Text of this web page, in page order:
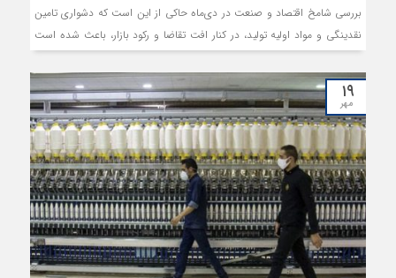
بررسی شامخ اقتصاد و صنعت در دی‌ماه حاکی از این است که دشواری تامین
نقدینگی و مواد اولیه تولید، در کنار افت تقاضا و رکود بازار، باعث شده است
بنگاه‌ها با ظرفیتی پایین‌تر از توان خود تولید ‌کنند.
۱۹
مهر